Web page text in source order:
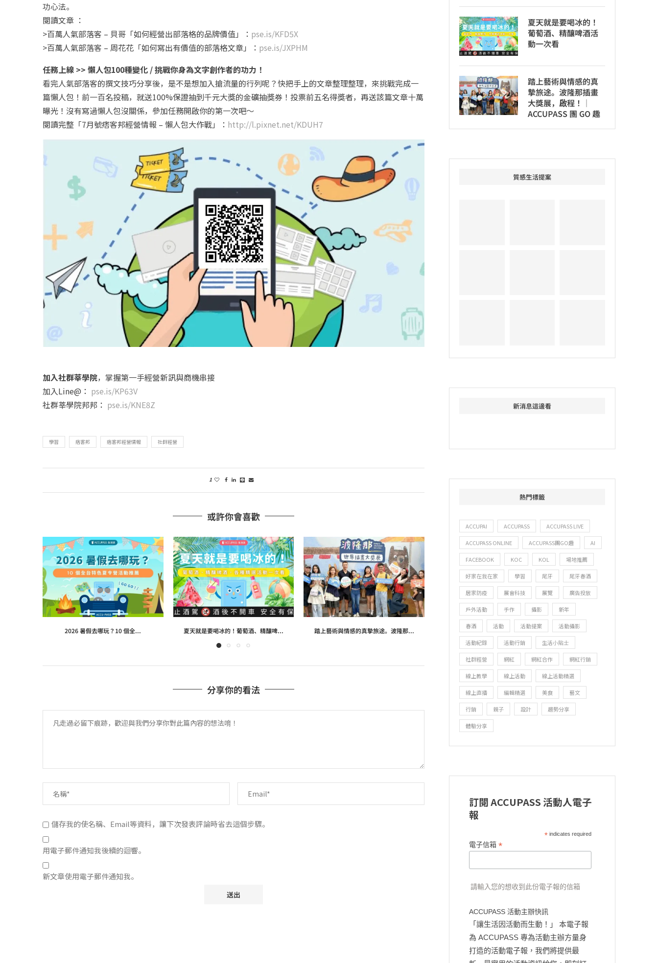
功心法。
閱讀文章 ：
>百萬人氣部落客 – 貝哥「如何經營出部落格的品牌價值」： pse.is/KFD5X
>百萬人氣部落客 – 周花花「如何寫出有價值的部落格文章」： pse.is/JXPHM
任務上線 >> 懶人包100種變化 / 挑戰你身為文字創作者的功力！
看完人氣部落客的撰文技巧分享後，是不是想加入搶流量的行列呢？快把手上的文章整理整理，來挑戰完成一
篇懶人包！前一百名投稿，就送100%保證抽到千元大獎的金礦抽獎券！投票前五名得獎者，再送該篇文章十萬
曝光！沒有寫過懶人包沒關係，參加任務開啟你的第一次吧～
閱讀完整「7月號痞客邦經營情報 – 懶人包大作戰」： http://l.pixnet.net/KDUH7
加入社群莘學院，掌握第一手經營新訊與商機串接
加入Line@： pse.is/KP63V
社群莘學院邦邦： pse.is/KNE8Z
學習 痞客邦 痞客邦經營情報 社群經營
1
或許你會喜歡
2026 暑假去哪玩？10 個全... 夏天就是要喝冰的！葡萄酒、精釀啤... 踏上藝術與情感的真摯旅途。波隆那... BABY SHARK 展覽登陸台... 開啟感知力！結合聲音與美學
分享你的看法
儲存我的使名稱、Email等資料，讓下次發表評論時省去這個步驟。
用電子郵件通知我後續的迴響。
新文章使用電子郵件通知我。
夏天就是要喝冰的！
葡萄酒、精釀啤酒活
動一次看
踏上藝術與情感的真
摯旅途。波隆那插畫
大獎展，啟程！│
ACCUPASS 團 GO 趣
質感生活提案
新消息這邊看
熱門標籤
ACCUPAI ACCUPASS ACCUPASS LIVE
ACCUPASS ONLINE ACCUPASS團GO趣 AI
FACEBOOK KOC KOL 場地推薦
好家在我在家 學習 尾牙 尾牙春酒
居家防疫 展會科技 展覽 廣告投放
戶外活動 手作 攝影 新年
春酒 活動 活動提案 活動攝影
活動紀錄 活動行銷 生活小貼士
社群經營 網紅 網紅合作 網紅行銷
線上教學 線上活動 線上活動精選
線上直播 編輯精選 美食 藝文
行銷 親子 設計 趨勢分享
體驗分享
訂閱 ACCUPASS 活動人電子
報
*indicates required
電子信箱 *
請輸入您的想收到此份電子報的信箱
ACCUPASS 活動主辦快訊
「讓生活因活動而生動！」 本電子報
為 ACCUPASS 專為活動主辦方量身
打造的活動電子報，我們將提供最